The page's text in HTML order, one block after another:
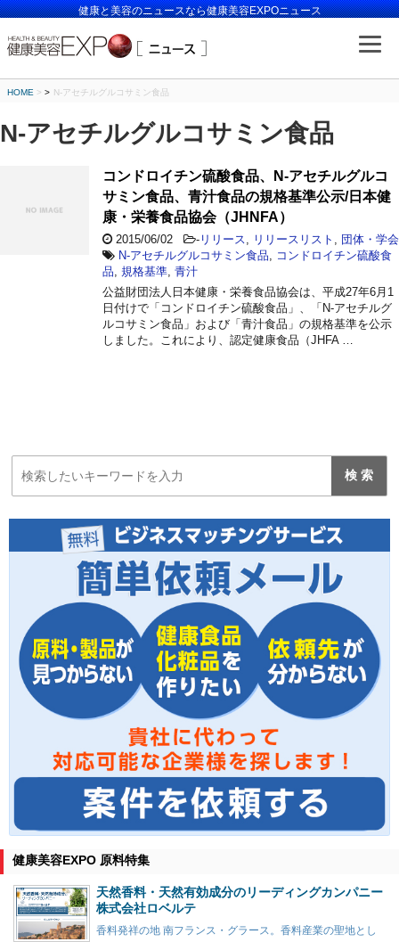
健康と美容のニュースなら健康美容EXPOニュース
HOME > N-アセチルグルコサミン食品
N-アセチルグルコサミン食品
コンドロイチン硫酸食品、N-アセチルグルコ
サミン食品、青汁食品の規格基準公示/日本健
康・栄養食品協会（JHNFA）
2015/06/02 - リリース リリースリスト
団体・学会
N-アセチルグルコサミン食品
コンドロイチン硫酸食
品 規格基準 青汁
公益財団法人日本健康・栄養食品協会は、平成27年6月1
日付けで「コンドロイチン硫酸食品」、「N-アセチルグ
ルコサミン食品」および「青汁食品」の規格基準を公示
しました。これにより、認定健康食品（JHFA …
健康美容EXPO 原料特集
天然香料・天然有効成分のリーディングカンパニー
株式会社ロベルテ
香料発祥の地 南フランス・グラース。香料産業の聖地とし